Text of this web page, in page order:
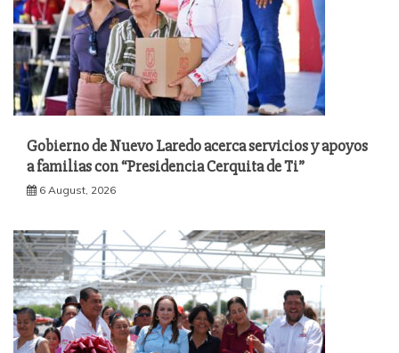
Gobierno de Nuevo Laredo acerca servicios y apoyos
a familias con “Presidencia Cerquita de Ti”
6 August, 2026